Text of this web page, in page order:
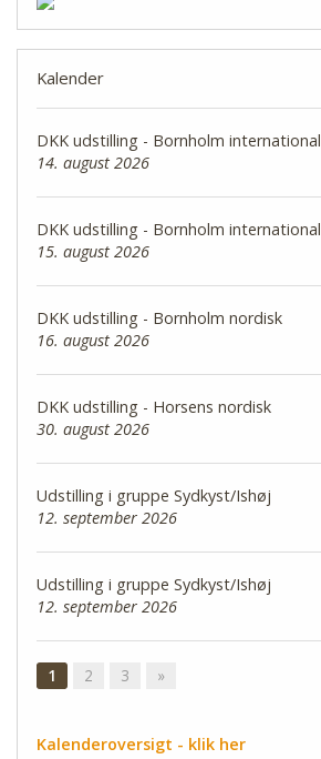
Kalender
DKK udstilling - Bornholm international
14. august 2026
DKK udstilling - Bornholm international
15. august 2026
DKK udstilling - Bornholm nordisk
16. august 2026
DKK udstilling - Horsens nordisk
30. august 2026
Udstilling i gruppe Sydkyst/Ishøj
12. september 2026
Udstilling i gruppe Sydkyst/Ishøj
12. september 2026
1 2 3 »
Kalenderoversigt - klik her